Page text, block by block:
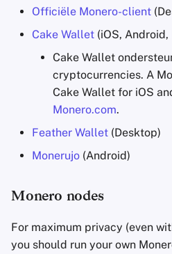
Officiële Monero-client
Cake Wallet (iOS, Android,
Cake Wallet
cryptocurrencies. A
Cake Wallet for iOS
Monero.com.
Feather Wallet (Desktop)
Monerujo (Android)
Monero nodes
For maximum privacy (even
you should run your own